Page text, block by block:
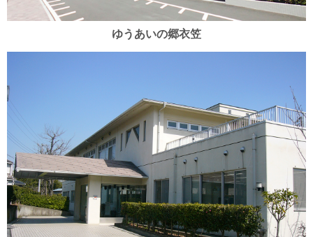
ゆうあいの郷衣笠